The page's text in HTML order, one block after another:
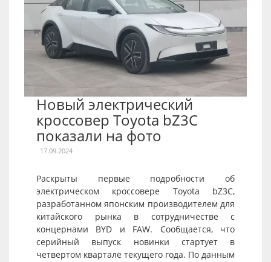
Новый электрический
кроссовер Toyota bZ3C
показали на фото
17.09.2024
Раскрыты первые подробности об
электрическом кроссовере Toyota bZ3C,
разработанном японским производителем для
китайского рынка в сотрудничестве с
концернами BYD и FAW. Сообщается, что
серийный выпуск новинки стартует в
четвертом квартале текущего года. По данным